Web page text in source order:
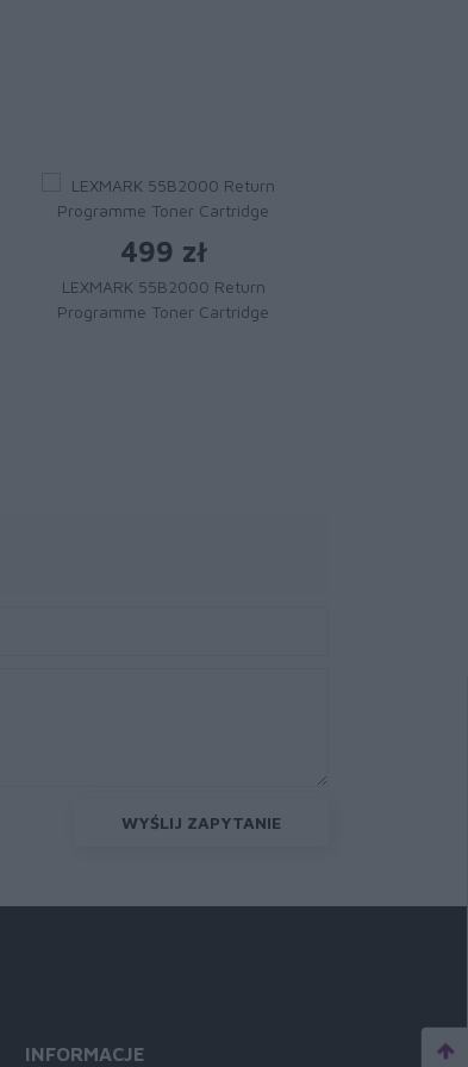
499 zł
LEXMARK 55B2000 Return
Programme Toner Cartridge
WYŚLIJ ZAPYTANIE
INFORMACJE